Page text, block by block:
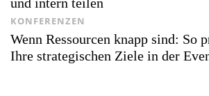
Wenn Ressourcen knapp sind: So
Ihre strategischen Ziele in der
KONFERENZEN